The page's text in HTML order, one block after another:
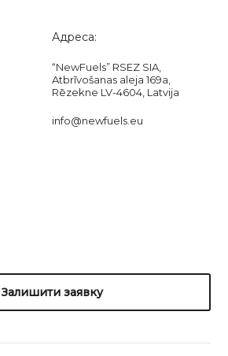
Адреса:
“NewFuels” RSEZ SIA,
Atbrīvošanas aleja 169a,
Rēzekne LV-4604, Latvija
info@newfuels.eu
Залишити заявку